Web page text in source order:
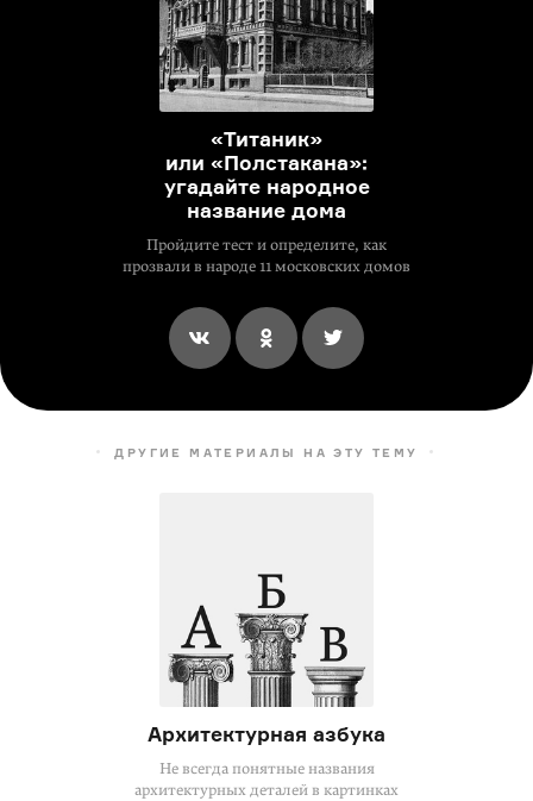
«Титаник»
или «Полстакана»:
угадайте народное
название дома
Пройдите тест и определите, как
прозвали в народе 11 московских домов
ДРУГИЕ МАТЕРИАЛЫ НА ЭТУ ТЕМУ
Архитектурная азбука
Не всегда понятные названия
архитектурных деталей в картинках